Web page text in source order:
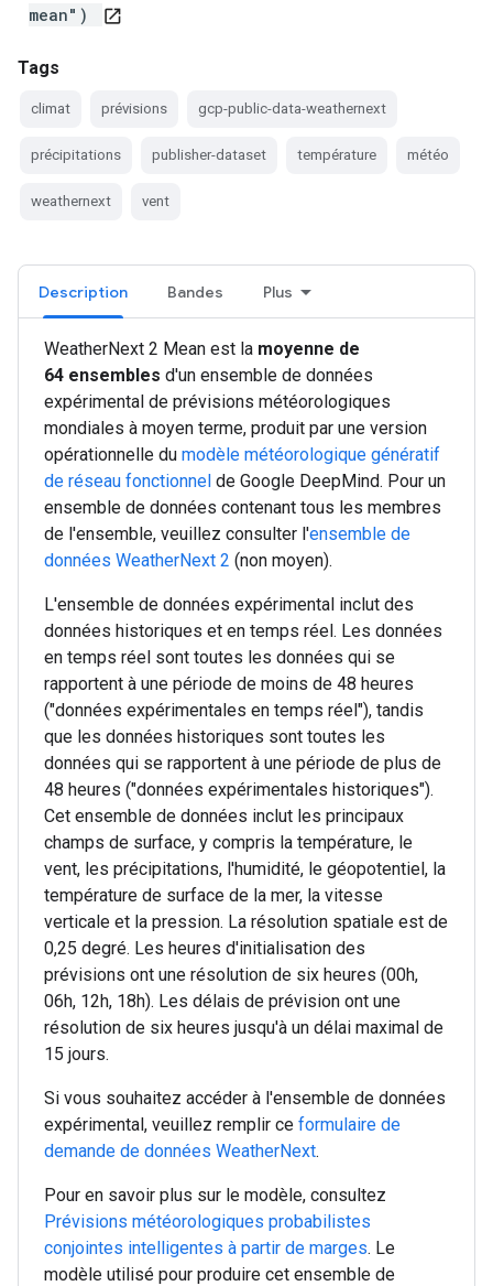
mean")
open_in_new
Tags
climat prévisions gcp-public-data-weathernext
précipitations publisher-dataset température météo
weathernext vent
Description Bandes Plus
WeatherNext 2 Mean est la moyenne de
64 ensembles d'un ensemble de données
expérimental de prévisions météorologiques
mondiales à moyen terme, produit par une version
opérationnelle du modèle météorologique génératif
de réseau fonctionnel de Google DeepMind. Pour un
ensemble de données contenant tous les membres
de l'ensemble, veuillez consulter l'ensemble de
données WeatherNext 2 (non moyen).
L'ensemble de données expérimental inclut des
données historiques et en temps réel. Les données
en temps réel sont toutes les données qui se
rapportent à une période de moins de 48 heures
("données expérimentales en temps réel"), tandis
que les données historiques sont toutes les
données qui se rapportent à une période de plus de
48 heures ("données expérimentales historiques").
Cet ensemble de données inclut les principaux
champs de surface, y compris la température, le
vent, les précipitations, l'humidité, le géopotentiel, la
température de surface de la mer, la vitesse
verticale et la pression. La résolution spatiale est de
0,25 degré. Les heures d'initialisation des
prévisions ont une résolution de six heures (00h,
06h, 12h, 18h). Les délais de prévision ont une
résolution de six heures jusqu'à un délai maximal de
15 jours.
Si vous souhaitez accéder à l'ensemble de données
expérimental, veuillez remplir ce formulaire de
demande de données WeatherNext.
Pour en savoir plus sur le modèle, consultez
Prévisions météorologiques probabilistes
conjointes intelligentes à partir de marges. Le
modèle utilisé pour produire cet ensemble de